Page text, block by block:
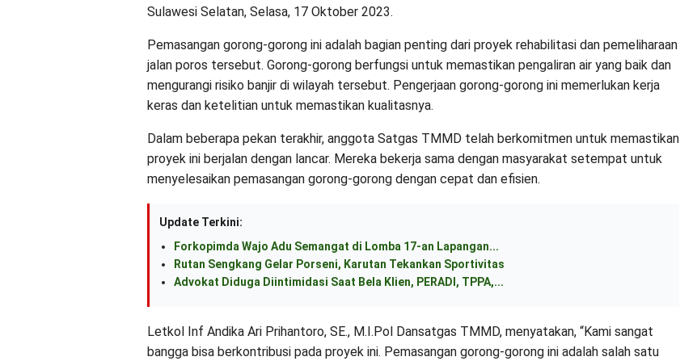
Sulawesi Selatan, Selasa, 17 Oktober 2023.
Pemasangan gorong-gorong ini adalah bagian penting dari proyek rehabilitasi dan pemeliharaan
jalan poros tersebut. Gorong-gorong berfungsi untuk memastikan pengaliran air yang baik dan
mengurangi risiko banjir di wilayah tersebut. Pengerjaan gorong-gorong ini memerlukan kerja
keras dan ketelitian untuk memastikan kualitasnya.
Dalam beberapa pekan terakhir, anggota Satgas TMMD telah berkomitmen untuk memastikan
proyek ini berjalan dengan lancar. Mereka bekerja sama dengan masyarakat setempat untuk
menyelesaikan pemasangan gorong-gorong dengan cepat dan efisien.
Update Terkini:
Forkopimda Wajo Adu Semangat di Lomba 17-an Lapangan...
Rutan Sengkang Gelar Porseni, Karutan Tekankan Sportivitas
Advokat Diduga Diintimidasi Saat Bela Klien, PERADI, TPPA,...
Letkol Inf Andika Ari Prihantoro, SE., M.I.Pol Dansatgas TMMD, menyatakan, “Kami sangat
bangga bisa berkontribusi pada proyek ini. Pemasangan gorong-gorong ini adalah salah satu